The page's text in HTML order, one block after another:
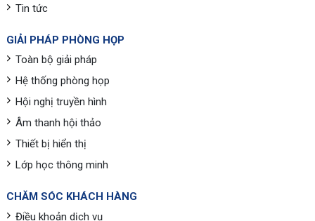
Tin tức
GIẢI PHÁP PHÒNG HỌP
Toàn bộ giải pháp
Hệ thống phòng họp
Hội nghị truyền hình
Âm thanh hội thảo
Thiết bị hiển thị
Lớp học thông minh
CHĂM SÓC KHÁCH HÀNG
Điều khoản dịch vụ